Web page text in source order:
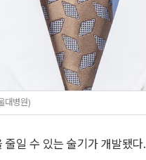
대병원)
일 수 있는 술기가 개발됐다.